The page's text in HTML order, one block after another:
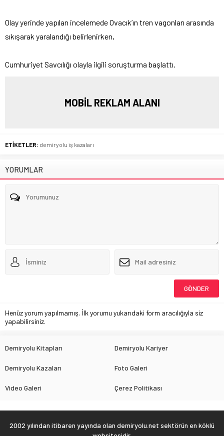
Olay yerinde yapılan incelemede Ovacık’ın tren vagonları arasında
sıkışarak yaralandığı belirlenirken,
Cumhuriyet Savcılığı olayla ilgili soruşturma başlattı.
MOBİL REKLAM ALANI
ETİKETLER: demiryolu iş kazaları
YORUMLAR
Henüz yorum yapılmamış. İlk yorumu yukarıdaki form aracılığıyla siz
yapabilirsiniz.
Demiryolu Kitapları Demiryolu Kariyer
Demiryolu Kazaları Foto Galeri
Video Galeri Çerez Politikası
2002 yılından itibaren yayında olan demiryolu.net sektörün en köklü